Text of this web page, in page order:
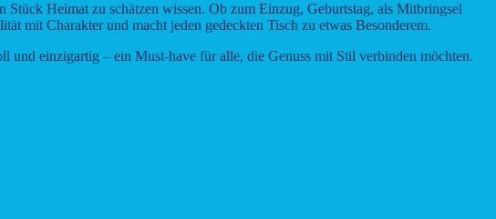
Heimat zu schätzen wissen. Ob zum Einzug, Geburtstag, als Mitbringsel
mit Charakter und macht jeden gedeckten Tisch zu etwas Besonderem.
einzigartig – ein Must-have für alle, die Genuss mit Stil verbinden möchten.